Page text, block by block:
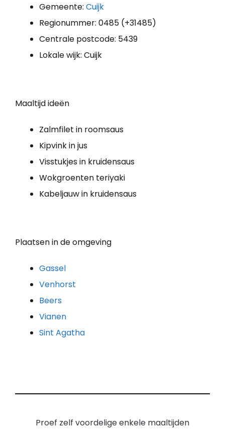
Gemeente: Cuijk
Regionummer: 0485 (+31485)
Centrale postcode: 5439
Lokale wijk: Cuijk
Maaltijd ideën
Zalmfilet in roomsaus
Kipvink in jus
Visstukjes in kruidensaus
Wokgroenten teriyaki
Kabeljauw in kruidensaus
Plaatsen in de omgeving
Gassel
Venhorst
Beers
Vianen
Sint Agatha
Proef zelf voordelige enkele maaltijden